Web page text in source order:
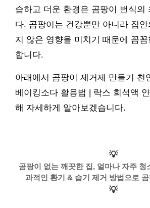
습하고 더운 환경은 곰팡이 번식의
다. 곰팡이는 건강뿐만 아니라 집
지 않은 영향을 미치기 때문에 꼼
합니다.
아래에서 곰팡이 제거제 만들기 천
베이킹소다 활용법 | 락스 희석액
해 자세하게 알아보겠습니다.
💡
곰팡이 없는 깨끗한 집, 얼마나 자주 청
과적인 환기 & 습기 제거 방법으로
💡